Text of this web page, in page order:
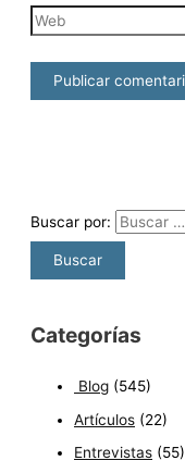
Buscar por:
Categorías
Blog (545)
Artículos (22)
Entrevistas (55)